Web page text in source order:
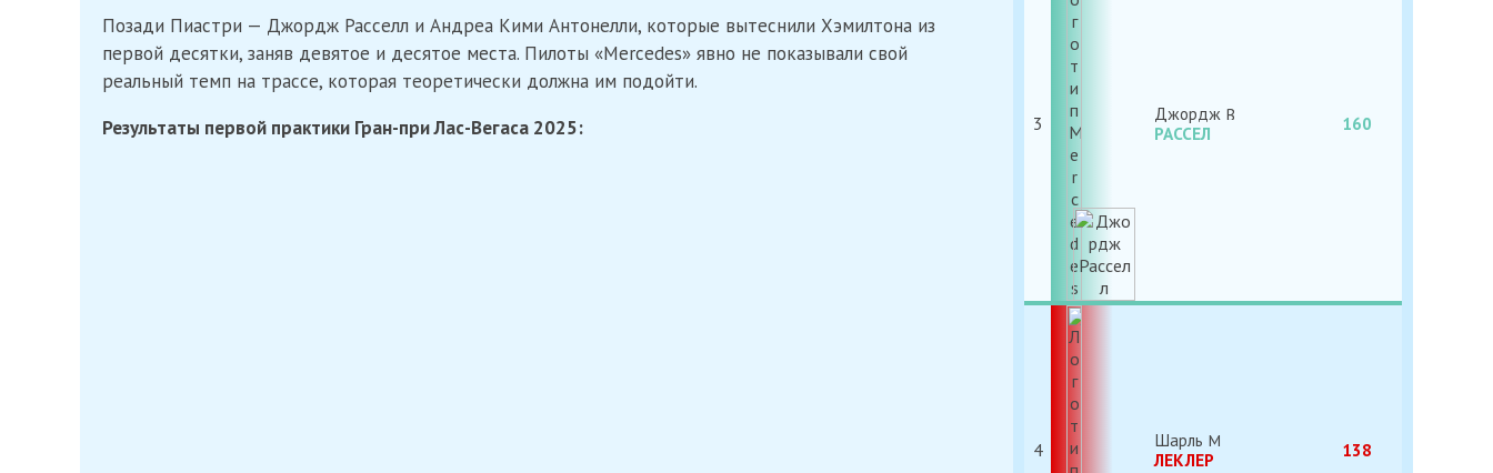
Позади Пиастри — Джордж Расселл и Андреа Кими Антонелли, которые вытеснили Хэмилтона из
первой десятки, заняв девятое и десятое места. Пилоты «Mercedes» явно не показывали свой
реальный темп на трассе, которая теоретически должна им подойти.
Результаты первой практики Гран-при Лас-Вегаса 2025:
3
Джордж
РАССЕЛ
160
4
Шарль
ЛЕКЛЕР
138